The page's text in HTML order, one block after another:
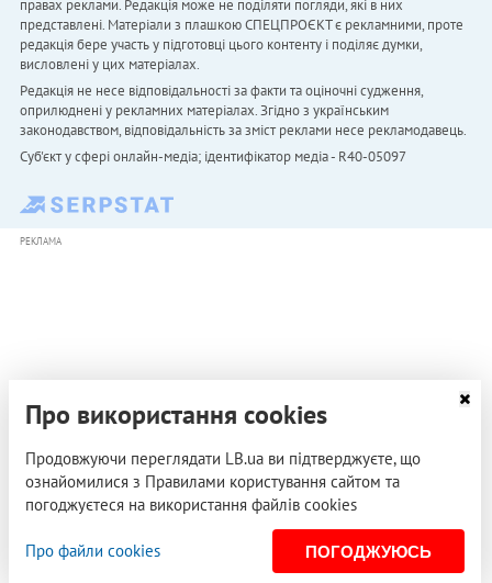
правах реклами. Редакція може не поділяти погляди, які в них
представлені. Матеріали з плашкою СПЕЦПРОЄКТ є рекламними, проте
редакція бере участь у підготовці цього контенту і поділяє думки,
висловлені у цих матеріалах.
Редакція не несе відповідальності за факти та оціночні судження,
оприлюднені у рекламних матеріалах. Згідно з українським
законодавством, відповідальність за зміст реклами несе рекламодавець.
Cуб'єкт у сфері онлайн-медіа; ідентифікатор медіа - R40-05097
РЕКЛАМА
Про використання cookies
Продовжуючи переглядати LB.ua ви підтверджуєте, що
ознайомилися з Правилами користування сайтом та
погоджуєтеся на використання файлів cookies
Про файли cookies ПОГОДЖУЮСЬ